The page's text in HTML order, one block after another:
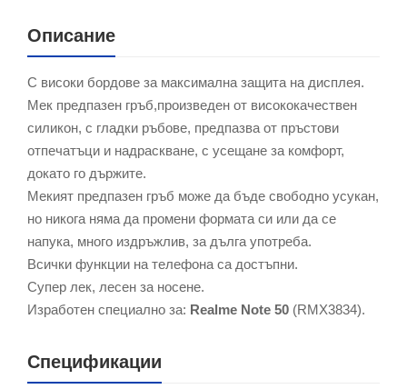
Описание
С високи бордове за максимална защита на дисплея.
Мек предпазен гръб,произведен от висококачествен
силикон, с гладки ръбове, предпазва от пръстови
отпечатъци и надраскване, с усещане за комфорт,
докато го държите.
Мекият предпазен гръб може да бъде свободно усукан,
но никога няма да промени формата си или да се
напука, много издръжлив, за дълга употреба.
Всички функции на телефона са достъпни.
Супер лек, лесен за носене.
Изработен специално за: Realme Note 50 (RMX3834).
Спецификации